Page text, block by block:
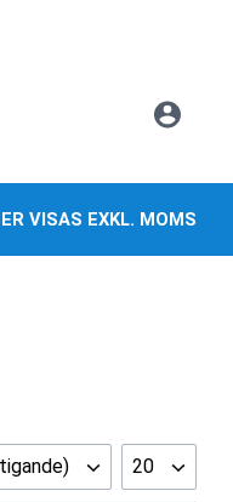
VISAS EXKL. MOMS
20